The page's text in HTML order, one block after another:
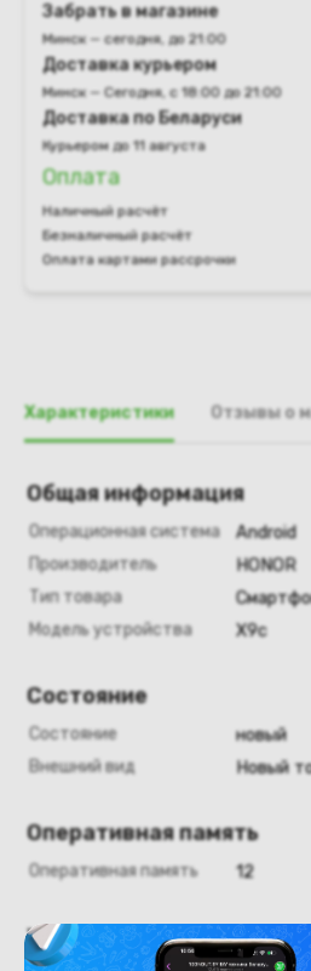
Забрать в магазине
Минск — сегодня, до 21:00
Доставка курьером
Минск — Сегодня, с 18:00 до 21:00
Доставка по Беларуси
Курьером до 11 августа
Оплата
Наличный расчёт
Безналичный расчёт
Оплата картами рассрочки
Характеристики Отзывы о
Общая информация
Операционная система
Android
Производитель
HONOR
Тип товара
Модель устройства
X9c
Состояние
Состояние
новый
Внешний вид
Новый
Оперативная память
Оперативная память 12
Хранение данных